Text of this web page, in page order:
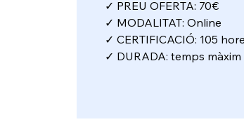
✓ PREU OFERTA: 70€
✓ MODALITAT: Online
✓ CERTIFICACIÓ: 105
✓ DURADA: temps màxim